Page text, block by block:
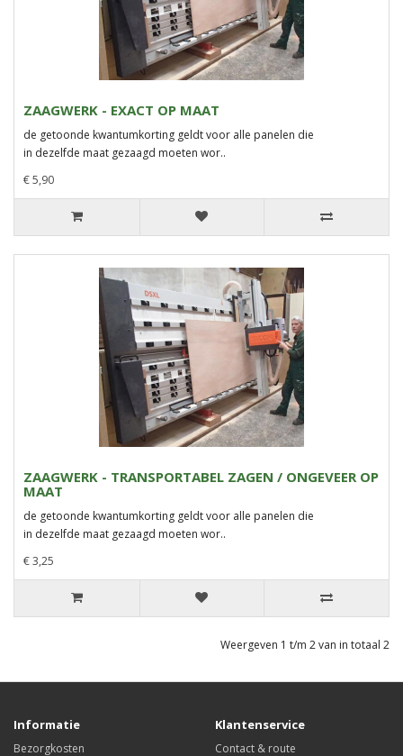
ZAAGWERK - EXACT OP MAAT
de getoonde kwantumkorting geldt voor alle panelen die
in dezelfde maat gezaagd moeten wor..
€ 5,90
ZAAGWERK - TRANSPORTABEL ZAGEN / ONGEVEER OP
MAAT
de getoonde kwantumkorting geldt voor alle panelen die
in dezelfde maat gezaagd moeten wor..
€ 3,25
Weergeven 1 t/m 2 van in totaal 2
Informatie
Bezorgkosten
Klantenservice
Contact & route